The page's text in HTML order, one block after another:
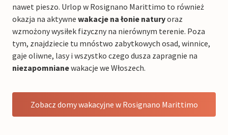
nawet pieszo. Urlop w Rosignano Marittimo to również
okazja na aktywne wakacje na łonie naturyoraz
wzmożony wysiłek fizyczny na nierównym terenie. Poza
tym, znajdziecie tu mnóstwo zabytkowych osad, winnice,
gaje oliwne, lasy i wszystko czego dusza zapragnie na
niezapomnianewakacje we Włoszech.
Zobacz domy wakacyjne w Rosignano Marittimo